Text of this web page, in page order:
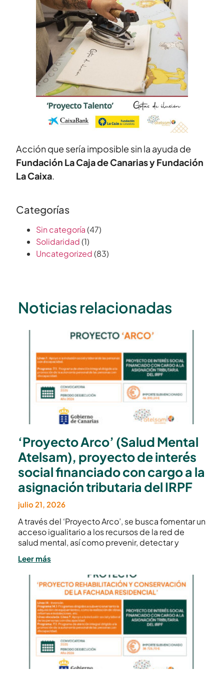
Acción que sería imposible sin la ayuda de
Fundación La Caja de Canarias y Fundación
La Caixa.
Categorías
Sin categoría(47)
Solidaridad(1)
Uncategorized(83)
Noticias relacionadas
‘Proyecto Arco’ (Salud Mental
Atelsam), proyecto de interés
social financiado con cargo a la
asignación tributaria del IRPF
julio 21, 2026
A través del ‘Proyecto Arco’, se busca fomentar un
acceso igualitario a los recursos de la red de
salud mental, así como prevenir, detectar y
Leer más